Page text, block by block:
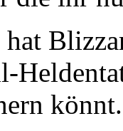
hat
könnt.